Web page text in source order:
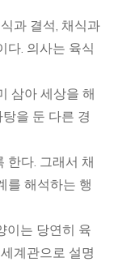
과 결석, 채식과
다. 의사는 육식
삼아 세상을 해
을 둔 다른 경
한다. 그래서 채
를 해석하는 행
이는 당연히 육
계관으로 설명